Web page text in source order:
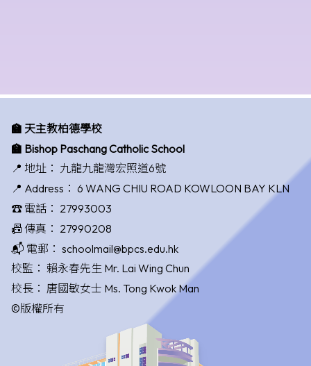
🏫 天主教柏德學校
🏫 Bishop Paschang Catholic School
📍 地址： 九龍九龍灣宏照道6號
📍 Address： 6 WANG CHIU ROAD KOWLOON BAY KLN
☎️ 電話： 27993003
📠 傳真： 27990208
📬 電郵： schoolmail@bpcs.edu.hk
校監： 賴永春先生 Mr. Lai Wing Chun
校長： 唐國敏女士 Ms. Tong Kwok Man
©版權所有